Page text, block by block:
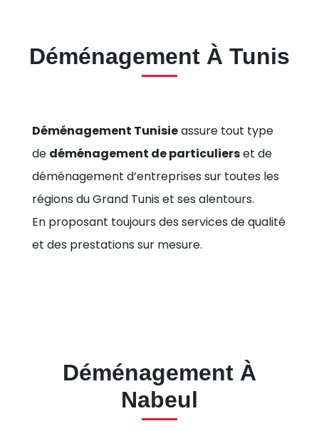
Déménagement À Tunis
Déménagement Tunisieassure tout type
de déménagement de particulierset de
déménagement d’entreprises sur toutes les
régions du Grand Tunis et ses alentours.
En proposant toujours des services de qualité
et des prestations sur mesure.
Déménagement À
Nabeul